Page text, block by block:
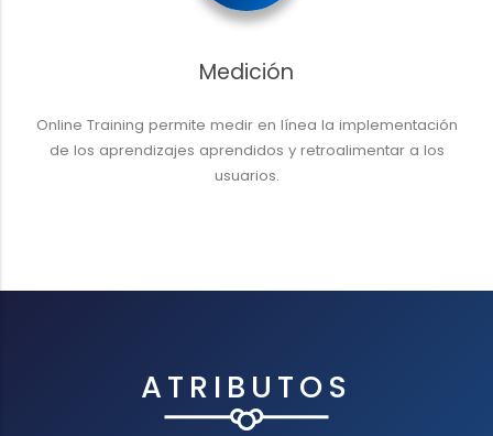
Medición
Online Training permite medir en línea la implementación
de los aprendizajes aprendidos y retroalimentar a los
usuarios.
ATRIBUTOS